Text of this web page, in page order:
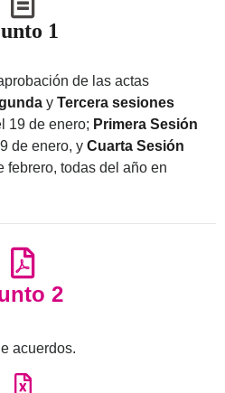
1
de las actas
y Tercera sesiones
19 de enero; Primera Sesión
de enero, y Cuarta Sesión
febrero, todas del año en
2
acuerdos.